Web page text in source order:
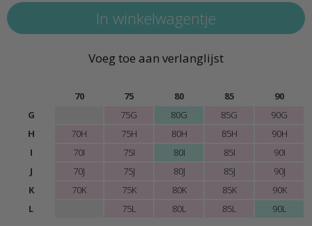
Voeg toe aan verlanglijst
70 75 80 85
90
G
75G 80G 85G
90G
H
70H 75H 80H 85H
90H
I
70I 75I 80I 85I
90I
J
70J 75J 80J 85J
90J
K
70K 75K 80K 85K
90K
L
75L 80L 85L
90L